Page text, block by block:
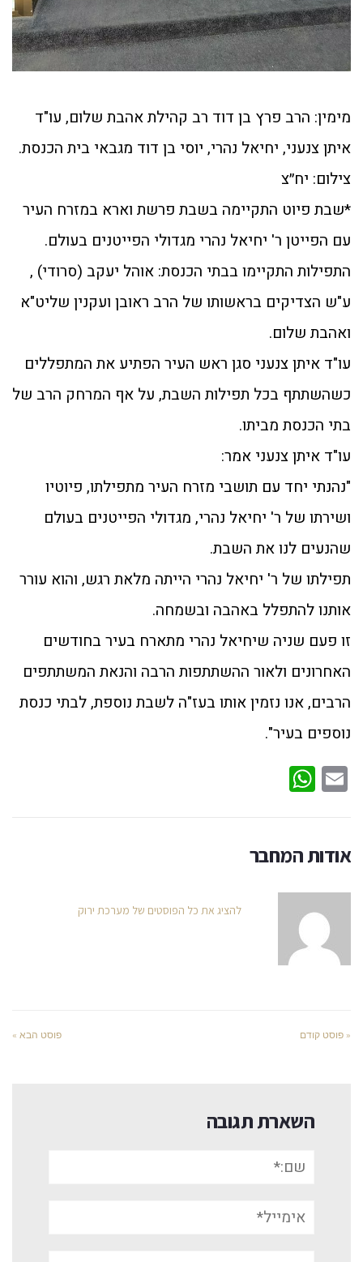
מימין: הרב פרץ בן דוד רב קהילת אהבת שלום, עו"ד
איתן צנעני, יחיאל נהרי, יוסי בן דוד מגבאי בית הכנסת.
צילום: יח״צ
*שבת פיוט התקיימה בשבת פרשת וארא במזרח העיר
עם הפייטן ר' יחיאל נהרי מגדולי הפייטנים בעולם.
התפילות התקיימו בבתי הכנסת: אוהל יעקב (סרודי) ,
ע"ש הצדיקים בראשותו של הרב ראובן ועקנין שליט"א
ואהבת שלום.
עו"ד איתן צנעני סגן ראש העיר הפתיע את המתפללים
כשהשתתף בכל תפילות השבת, על אף המרחק הרב של
בתי הכנסת מביתו.
עו"ד איתן צנעני אמר:
"נהנתי יחד עם תושבי מזרח העיר מתפילתו, פיוטיו
ושירתו של ר' יחיאל נהרי, מגדולי הפייטנים בעולם
שהנעים לנו את השבת.
תפילתו של ר' יחיאל נהרי הייתה מלאת רגש, והוא עורר
אותנו להתפלל באהבה ובשמחה.
זו פעם שניה שיחיאל נהרי מתארח בעיר בחודשים
האחרונים ולאור ההשתתפות הרבה והנאת המשתתפים
הרבים, אנו נזמין אותו בעז"ה לשבת נוספת, לבתי כנסת
נוספים בעיר".
Email
אודות המחבר
להציג את כל הפוסטים של מערכת ירוק
« פוסט קודם פוסט הבא »
השארת תגובה
אימייל*